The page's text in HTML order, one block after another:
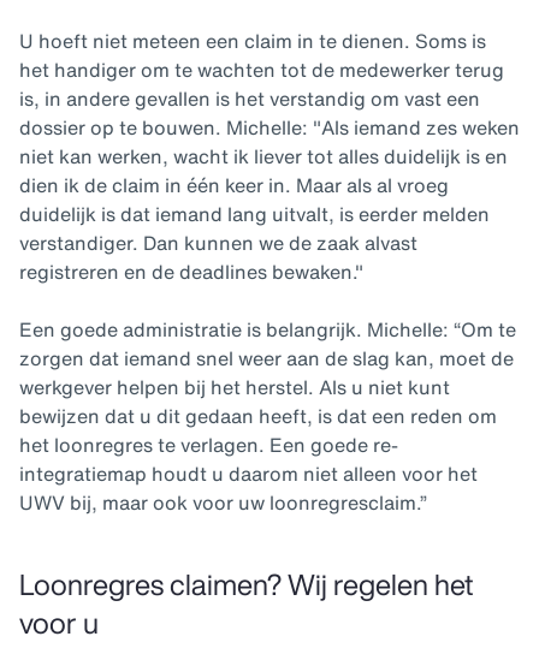
U hoeft niet meteen een claim in te dienen. Soms is
het handiger om te wachten tot de medewerker terug
is, in andere gevallen is het verstandig om vast een
dossier op te bouwen. Michelle: "Als iemand zes weken
niet kan werken, wacht ik liever tot alles duidelijk is en
dien ik de claim in één keer in. Maar als al vroeg
duidelijk is dat iemand lang uitvalt, is eerder melden
verstandiger. Dan kunnen we de zaak alvast
registreren en de deadlines bewaken."
Een goede administratie is belangrijk. Michelle: “Om te
zorgen dat iemand snel weer aan de slag kan, moet de
werkgever helpen bij het herstel. Als u niet kunt
bewijzen dat u dit gedaan heeft, is dat een reden om
het loonregres te verlagen. Een goede re-
integratiemap houdt u daarom niet alleen voor het
UWV bij, maar ook voor uw loonregresclaim.”
Loonregres claimen? Wij regelen het
voor u